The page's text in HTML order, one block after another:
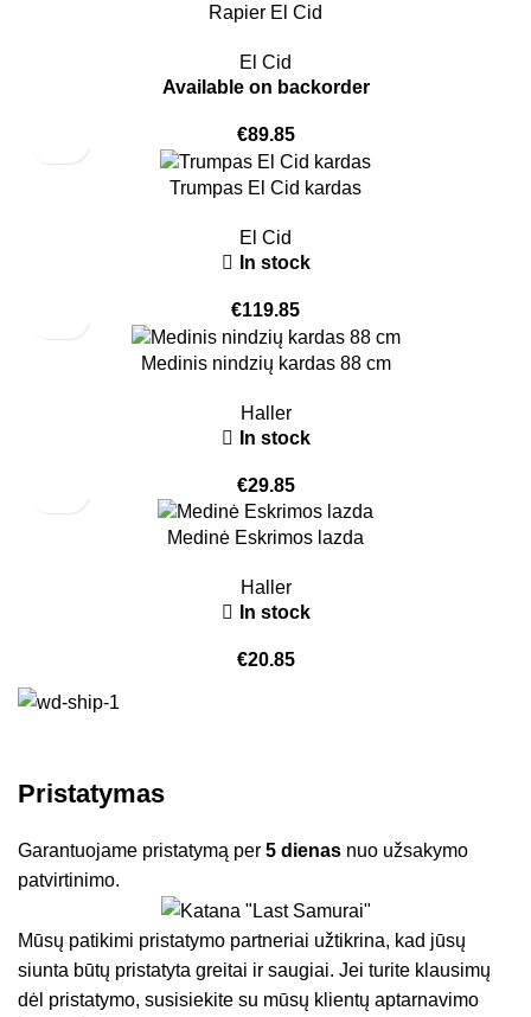
Rapier El Cid
El Cid
Available on backorder
€89.85
Trumpas El Cid kardas
El Cid
In stock
€119.85
Medinis nindzių kardas 88 cm
Haller
In stock
€29.85
Medinė Eskrimos lazda
Haller
In stock
€20.85
Pristatymas
Garantuojame pristatymą per5 dienas nuo užsakymo
patvirtinimo.
Mūsų patikimi pristatymo partneriai užtikrina, kad jūsų
siunta būtų pristatyta greitai ir saugiai. Jei turite klausimų
dėl pristatymo, susisiekite su mūsų klientų aptarnavimo